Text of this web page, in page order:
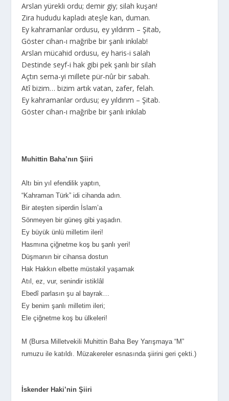
Arslan yürekli ordu; demir giy; silah kuşan!
Zira hududu kapladı ateşle kan, duman.
Ey kahramanlar ordusu, ey yıldırım – Şitab,
Göster cihan-ı mağribe bir şanlı inkılab!
Arslan mücahid ordusu, ey haris-i salah
Destinde seyf-i hak gibi pek şanlı bir silah
Açtın sema-yi millete pür-nûr bir sabah.
Atî bizim… bizim artık vatan, zafer, felah.
Ey kahramanlar ordusu; ey yıldırım – Şitab.
Göster cihan-ı mağribe bir şanlı inkılab
Muhittin Baha’nın Şiiri
Altı bin yıl efendilik yaptın,
“Kahraman Türk” idi cihanda adın.
Bir ateşten siperdin İslam’a
Sönmeyen bir güneş gibi yaşadın.
Ey büyük ünlü milletim ileri!
Hasmına çiğnetme koş bu şanlı yeri!
Düşmanın bir cihansa dostun
Hak Hakkın elbette müstakil yaşamak
Atıl, ez, vur, senindir istiklâl
Ebedî parlasın şu al bayrak…
Ey benim şanlı milletim ileri;
Ele çiğnetme koş bu ülkeleri!
M (Bursa Milletvekili Muhittin Baha Bey Yarışmaya “M”
rumuzu ile katıldı. Müzakereler esnasında şiirini geri çekti.)
İskender Haki’nin Şiiri